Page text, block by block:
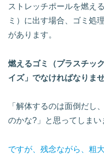
ストレッチポールを燃え
ミ）に出す場合、ゴミ処
があります。
燃えるゴミ（プラスチッ
イズ」でなければなりませ
「解体するのは面倒だし
のかな?」と思ってしまい
ですが、残念ながら、粗